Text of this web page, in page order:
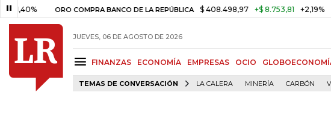
ORO COMPRA BANCO DE LA REPÚBLICA $ 408.498,97 +$ 8.753,81 +2,19%
JUEVES, 06 DE AGOSTO DE 2026
FINANZAS ECONOMÍA EMPRESAS OCIO
TEMAS DE CONVERSACIÓN LA CALERA MINERÍA CARBÓN